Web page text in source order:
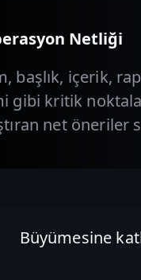
Netliği
başlık, içerik,
gibi kritik
net öneriler
Büyümesine